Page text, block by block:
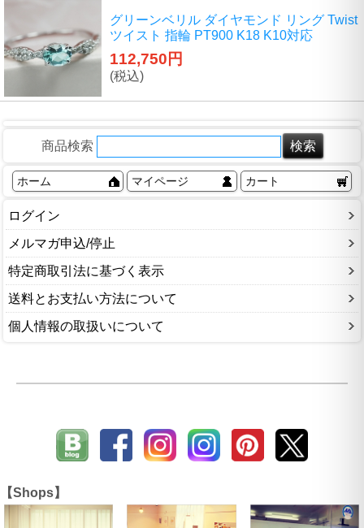
グリーンベリル ダイヤモンド リング Twist
ツイスト 指輪 PT900 K18 K10対応
112,750円
(税込)
商品検索
ホーム マイページ カート
ログイン
メルマガ申込/停止
特定商取引法に基づく表示
送料とお支払い方法について
個人情報の取扱いについて
【Shops】